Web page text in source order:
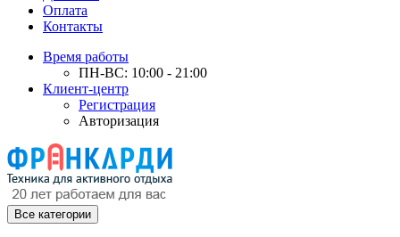
Оплата
Контакты
Время работы
ПН-ВС: 10:00 - 21:00
Клиент-центр
Регистрация
Авторизация
Все категории